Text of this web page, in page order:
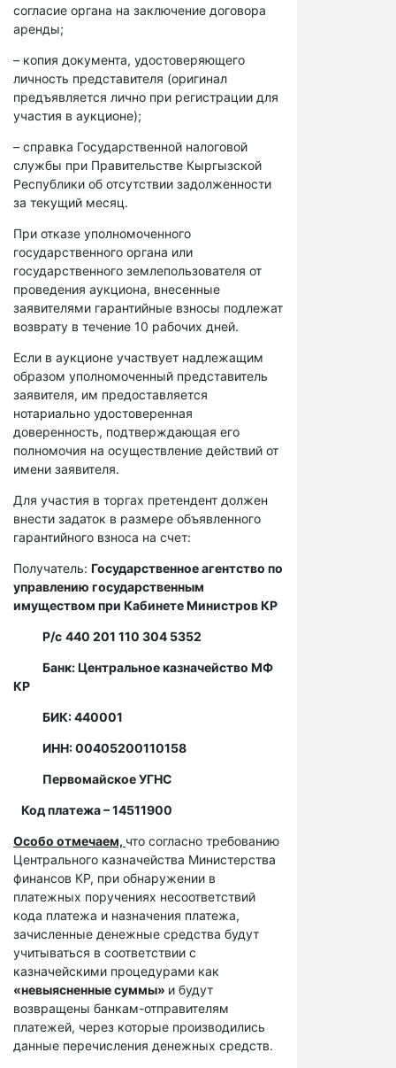
согласие органа на заключение договора
аренды;
– копия документа, удостоверяющего
личность представителя (оригинал
предъявляется лично при регистрации для
участия в аукционе);
– справка Государственной налоговой
службы при Правительстве Кыргызской
Республики об отсутствии задолженности
за текущий месяц.
При отказе уполномоченного
государственного органа или
государственного землепользователя от
проведения аукциона, внесенные
заявителями гарантийные взносы подлежат
возврату в течение 10 рабочих дней.
Если в аукционе участвует надлежащим
образом уполномоченный представитель
заявителя, им предоставляется
нотариально удостоверенная
доверенность, подтверждающая его
полномочия на осуществление действий от
имени заявителя.
Для участия в торгах претендент должен
внести задаток в размере объявленного
гарантийного взноса на счет:
Получатель: Государственное агентство по
управлению государственным
имуществом при Кабинете Министров КР
Р/с 440 201 110 304 5352
Банк: Центральное казначейство МФ
КР
БИК: 440001
ИНН: 00405200110158
Первомайское УГНС
Код платежа – 14511900
Особо отмечаем, что согласно требованию
Центрального казначейства Министерства
финансов КР, при обнаружении в
платежных поручениях несоответствий
кода платежа и назначения платежа,
зачисленные денежные средства будут
учитываться в соответствии с
казначейскими процедурами как
«невыясненные суммы» и будут
возвращены банкам-отправителям
платежей, через которые производились
данные перечисления денежных средств.